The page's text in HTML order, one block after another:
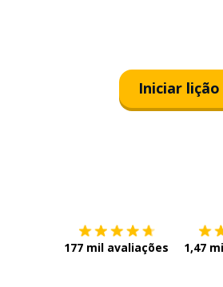
Iniciar lição
177 mil avaliações 1,47